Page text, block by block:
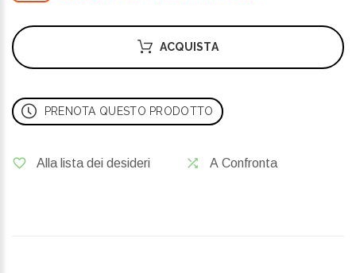
ACQUISTA
PRENOTA QUESTO PRODOTTO
Alla lista dei desideri A Confronta